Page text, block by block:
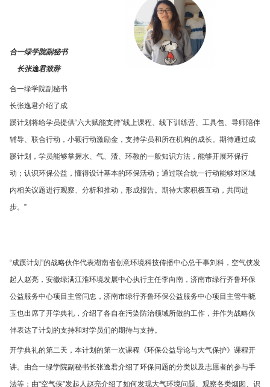
合一绿学院副秘书
长张逸君致辞
合一绿学院副秘书
长张逸君介绍了成
蹊计划将给学员提供“六大赋能支持”线上课程、线下训练营、工具包、导师陪伴
辅导、联合行动，小额行动激励金，支持学员和所在机构的成长。期待通过成
蹊计划，学员能够掌握水、气、渣、环教的一般知识方法，能够开展环保行
动；认识环保公益，懂得设计基本的环保活动；通过联合统一行动能够对区域
内相关议题进行观察、分析和推动，形成报告。期待大家积极互动，共同进
步。”
“成蹊计划”的战略伙伴代表湖南省创意环境科技传播中心总干事刘科，空气侠发
起人赵亮，安徽绿满江淮环境发展中心执行主任李向南，济南市绿行齐鲁环保
公益服务中心项目主管闫忠，济南市绿行齐鲁环保公益服务中心项目主管牛晓
玉也出席了开学典礼，介绍了各自在污染防治领域所做的工作，并作为战略伙
伴表达了计划的支持和对学员们的期待与支持。
开学典礼的第二天，本计划的第一次课程《环保公益导论与大气保护》课程开
讲。由合一绿学院副秘书长张逸君介绍了环保问题的分类以及志愿者的参与手
法等；由“空气侠”发起人赵亮介绍了如何发现大气环境问题、观察各类烟囱、识